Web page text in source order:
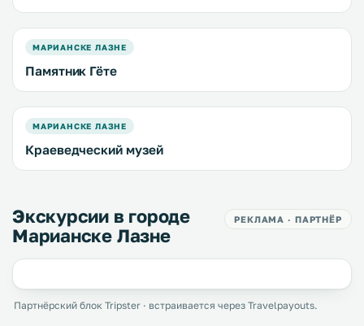
МАРИАНСКЕ ЛАЗНЕ
Памятник Гёте
МАРИАНСКЕ ЛАЗНЕ
Краеведческий музей
Экскурсии в городе
Марианске Лазне
РЕКЛАМА · ПАРТНЁР
Партнёрский блок Tripster · встраивается через Travelpayouts.